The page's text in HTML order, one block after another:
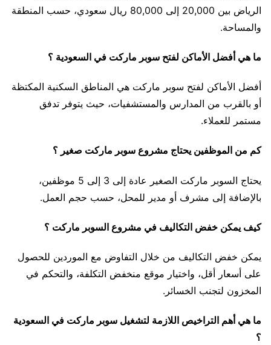
الرياض بين 20,000 إلى 80,000 ريال سعودي، حسب المنطقة
والمساحة.
ما هي أفضل الأماكن لفتح سوبر ماركت في السعودية ؟
أفضل الأماكن لفتح سوبر ماركت هي المناطق السكنية المكتظة
أو بالقرب من المدارس والمستشفيات، حيث يتوفر تدفق
مستمر للعملاء.
كم من الموظفين يحتاج مشروع سوبر ماركت صغير ؟
يحتاج السوبر ماركت الصغير عادة إلى 3 إلى 5 موظفين،
بالإضافة إلى مشرف أو مدير للمحل، حسب حجم العمل.
كيف يمكن خفض التكاليف في مشروع السوبر ماركت ؟
يمكن خفض التكاليف من خلال التفاوض مع الموردين للحصول
على أسعار أقل، واختيار موقع منخفض التكلفة، والتحكم في
المخزون لتجنب الخسائر.
ما هي أهم التراخيص اللازمة لتشغيل سوبر ماركت في السعودية
؟